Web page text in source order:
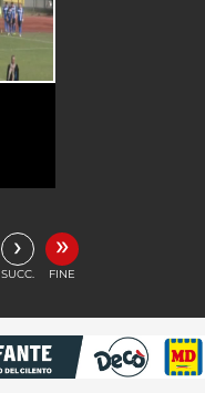
›
SUCC.
»
FINE